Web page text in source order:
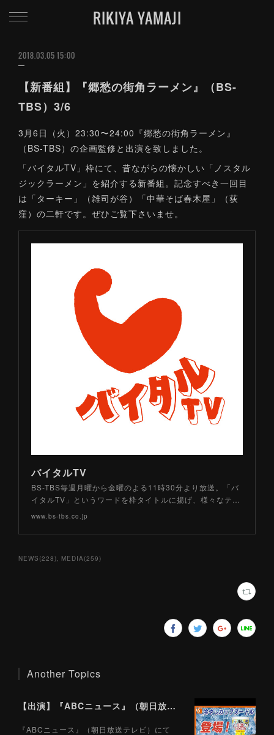
RIKIYA YAMAJI
2018.03.05 15:00
【新番組】『郷愁の街角ラーメン』（BS-
TBS）3/6
3月6日（火）23:30〜24:00『郷愁の街角ラーメン』
（BS-TBS）の企画監修と出演を致しました。
「バイタルTV」枠にて、昔ながらの懐かしい「ノスタル
ジックラーメン」を紹介する新番組。記念すべき一回目
は「ターキー」（雑司が谷）「中華そば春木屋」（荻
窪）の二軒です。ぜひご覧下さいませ。
バイタルTV
BS-TBS毎週月曜から金曜のよる11時30分より放送。「バ
イタルTV」というワードを枠タイトルに揚げ、様々なテ…
www.bs-tbs.co.jp
NEWS (228) MEDIA(259)
Another Topics
【出演】『ABCニュース』（朝日放送テレビ）7/22
『ABCニュース』（朝日放送テレビ）にて